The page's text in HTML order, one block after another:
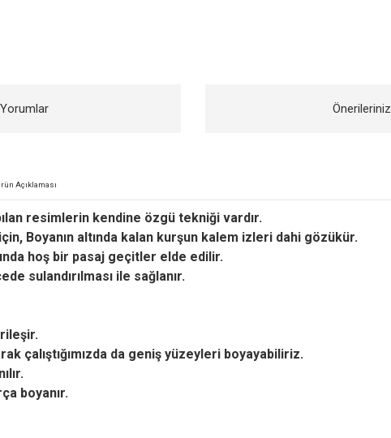
Yorumlar Önerileriniz
Açıklaması
resimlerin kendine özgü tekniği vardır.
Boyanın altında kalan kurşun kalem izleri dahi gözükür.
hoş bir pasaj geçitler elde edilir.
sulandırılması ile sağlanır.
çalıştığımızda da geniş yüzeyleri boyayabiliriz.
boyanır.